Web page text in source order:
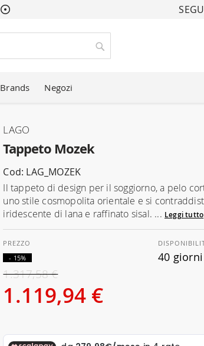
Cerca
Brands Negozi
Tappeto Mozek
LAGO
Cod: LAG_MOZEK
Il tappeto di design per il soggiorno, a pelo
uno stile cosmopolita orientale e si
iridescente di lana e raffinato sisal. ... Leggi tutto
1.119,94 €
1.317,58 €
- 15% 40 giorni